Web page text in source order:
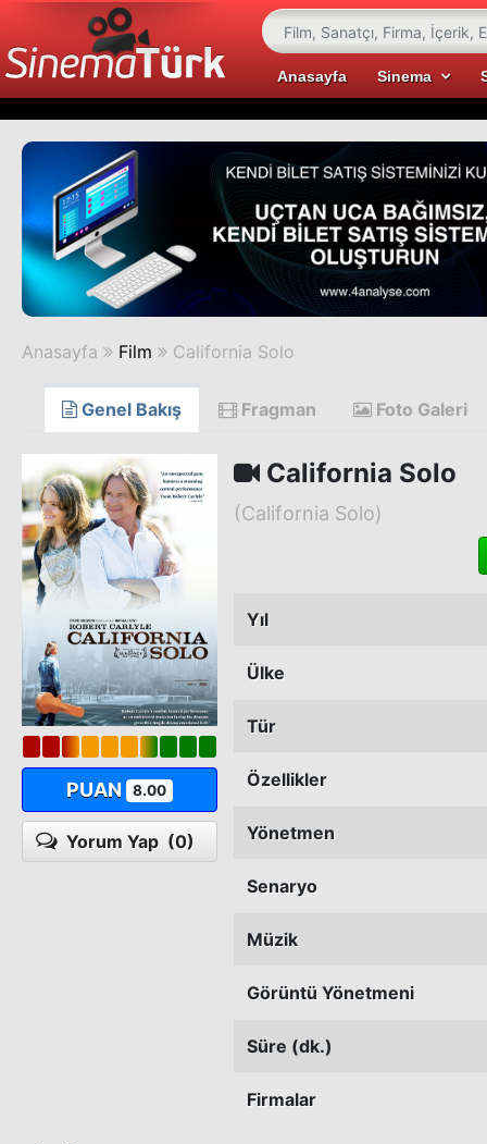
Anasayfa Sinema
Anasayfa Film California Solo
Genel Bakış Fragman Foto Galeri
PUAN 8.00
Yorum Yap (0)
California Solo
(California Solo)
Yıl
Ülke
Tür
Özellikler
Yönetmen
Senaryo
Müzik
Görüntü Yönetmeni
Süre (dk.)
Firmalar